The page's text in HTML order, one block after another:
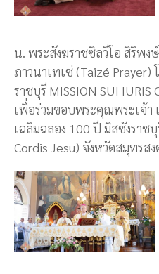
น. พระสังฆราชซิลวีโอ สิริพง
ภาวนาเทเซ่ (Taizé Prayer)
ราชบุรี MISSION SUI
เพื่อร่วมขอบพระคุณพระเจ้า
เฉลิมฉลอง 100 ปี มิสซังราช
Cordis Jesu) จังหวัดสมุทรสง